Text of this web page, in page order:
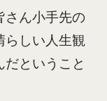
さん小手先の
らしい人生観
ということ